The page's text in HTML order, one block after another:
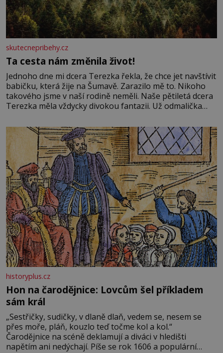
skutecnepribehy.cz
Ta cesta nám změnila život!
Jednoho dne mi dcera Terezka řekla, že chce jet navštívit
babičku, která žije na Šumavě. Zarazilo mě to. Nikoho
takového jsme v naší rodině neměli. Naše pětiletá dcera
Terezka měla vždycky divokou fantazii. Už odmalička
zdálo o jednorožcích, krásných princeznách, statečných
rytířích a létajících dracích.
historyplus.cz
Hon na čarodějnice: Lovcům šel příkladem
sám král
„Sestřičky, sudičky, v dlaně dlaň, vedem se, nesem se
přes moře, pláň, kouzlo teď točme kol a kol.“
Čarodějnice na scéně deklamují a diváci v hledišti
napětím ani nedýchají. Píše se rok 1606 a populární